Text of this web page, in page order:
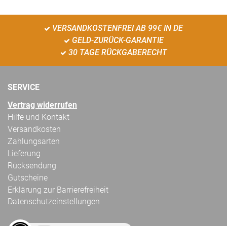
VERSANDKOSTENFREI AB 99€ IN DE
GELD-ZURÜCK-GARANTIE
30 TAGE RÜCKGABERECHT
SERVICE
Vertrag widerrufen
Hilfe und Kontakt
Versandkosten
Zahlungsarten
Lieferung
Rücksendung
Gutscheine
Erklärung zur Barrierefreiheit
Datenschutzeinstellungen